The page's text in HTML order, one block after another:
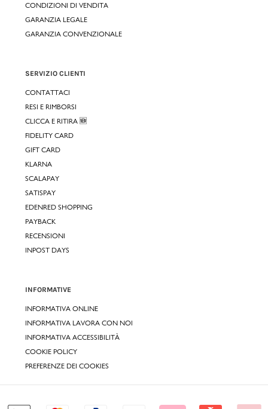
CONDIZIONI DI VENDITA
GARANZIA LEGALE
GARANZIA CONVENZIONALE
SERVIZIO CLIENTI
CONTATTACI
RESI E RIMBORSI
CLICCA E RITIRA 🆕
FIDELITY CARD
GIFT CARD
KLARNA
SCALAPAY
SATISPAY
EDENRED SHOPPING
PAYBACK
RECENSIONI
INPOST DAYS
INFORMATIVE
INFORMATIVA ONLINE
INFORMATIVA LAVORA CON NOI
INFORMATIVA ACCESSIBILITÀ
COOKIE POLICY
PREFERENZE DEI COOKIES